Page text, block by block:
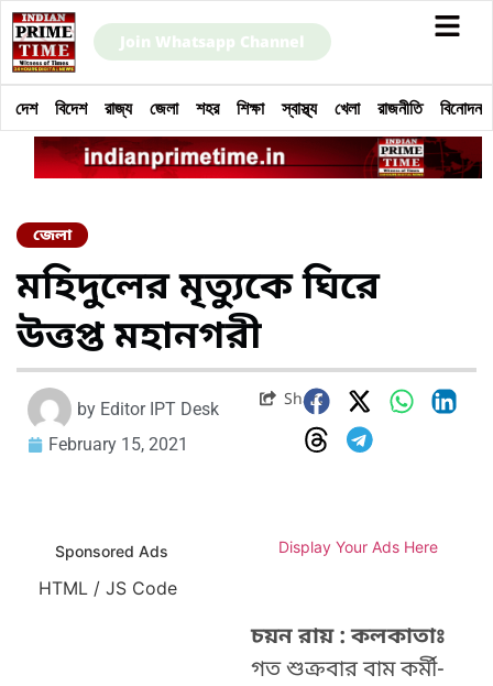
Join Whatsapp Channel
দেশ বিদেশ রাজ্য জেলা শহর শিক্ষা স্বাস্থ্য খেলা রাজনীতি বিনোদন
জেলা
মহিদুলের মৃত্যুকে ঘিরে
উত্তপ্ত মহানগরী
by Editor IPT Desk
February 15, 2021
Share
Sponsored Ads Display Your Ads Here
HTML / JS Code
চয়ন রায় : কলকাতাঃ
গত শুক্রবার বাম কর্মী-